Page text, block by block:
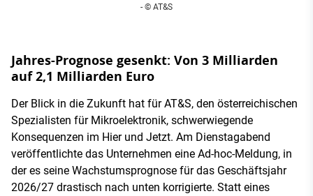
- © AT&S
Jahres-Prognose gesenkt: Von 3 Milliarden
auf 2,1 Milliarden Euro
Der Blick in die Zukunft hat für AT&S, den österreichischen
Spezialisten für Mikroelektronik, schwerwiegende
Konsequenzen im Hier und Jetzt. Am Dienstagabend
veröffentlichte das Unternehmen eine Ad-hoc-Meldung, in
der es seine Wachstumsprognose für das Geschäftsjahr
2026/27 drastisch nach unten korrigierte. Statt eines